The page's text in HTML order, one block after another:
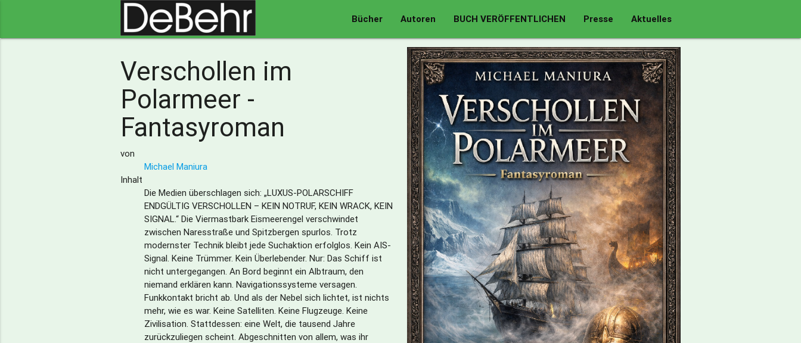
Bücher Autoren BUCH VERÖFFENTLICHEN Presse Aktuelles
Verschollen im
Polarmeer -
Fantasyroman
von
Michael Maniura
Inhalt
Die Medien überschlagen sich: „LUXUS-POLARSCHIFF
ENDGÜLTIG VERSCHOLLEN – KEIN NOTRUF, KEIN WRACK, KEIN
SIGNAL.“ Die Viermastbark Eismeerengel verschwindet
zwischen Naresstraße und Spitzbergen spurlos. Trotz
modernster Technik bleibt jede Suchaktion erfolglos. Kein AIS-
Signal. Keine Trümmer. Kein Überlebender. Nur: Das Schiff ist
nicht untergegangen. An Bord beginnt ein Albtraum, den
niemand erklären kann. Navigationssysteme versagen.
Funkkontakt bricht ab. Und als der Nebel sich lichtet, ist nichts
mehr, wie es war. Keine Satelliten. Keine Flugzeuge. Keine
Zivilisation. Stattdessen: eine Welt, die tausend Jahre
zurückzuliegen scheint. Abgeschnitten von allem, was ihr